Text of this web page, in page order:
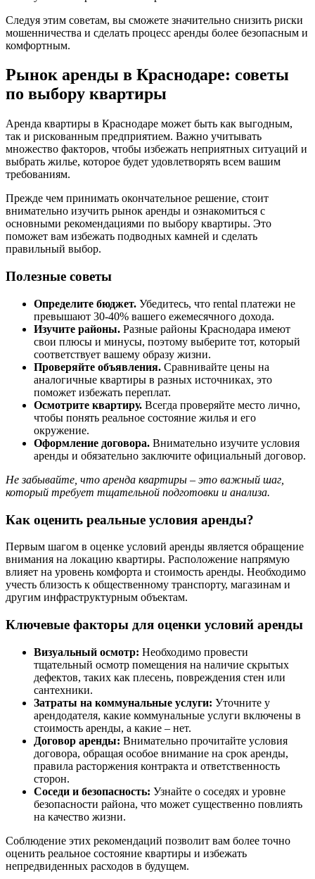
Следуя этим советам, вы сможете значительно снизить риски
мошенничества и сделать процесс аренды более безопасным и
комфортным.
Рынок аренды в Краснодаре: советы
по выбору квартиры
Аренда квартиры в Краснодаре может быть как выгодным,
так и рискованным предприятием. Важно учитывать
множество факторов, чтобы избежать неприятных ситуаций и
выбрать жилье, которое будет удовлетворять всем вашим
требованиям.
Прежде чем принимать окончательное решение, стоит
внимательно изучить рынок аренды и ознакомиться с
основными рекомендациями по выбору квартиры. Это
поможет вам избежать подводных камней и сделать
правильный выбор.
Полезные советы
Определите бюджет. Убедитесь, что rental платежи не
превышают 30-40% вашего ежемесячного дохода.
Изучите районы. Разные районы Краснодара имеют
свои плюсы и минусы, поэтому выберите тот, который
соответствует вашему образу жизни.
Проверяйте объявления. Сравнивайте цены на
аналогичные квартиры в разных источниках, это
поможет избежать переплат.
Осмотрите квартиру. Всегда проверяйте место лично,
чтобы понять реальное состояние жилья и его
окружение.
Оформление договора. Внимательно изучите условия
аренды и обязательно заключите официальный договор.
Не забывайте, что аренда квартиры – это важный шаг,
который требует тщательной подготовки и анализа.
Как оценить реальные условия аренды?
Первым шагом в оценке условий аренды является обращение
внимания на локацию квартиры. Расположение напрямую
влияет на уровень комфорта и стоимость аренды. Необходимо
учесть близость к общественному транспорту, магазинам и
другим инфраструктурным объектам.
Ключевые факторы для оценки условий аренды
Визуальный осмотр: Необходимо провести
тщательный осмотр помещения на наличие скрытых
дефектов, таких как плесень, повреждения стен или
сантехники.
Затраты на коммунальные услуги: Уточните у
арендодателя, какие коммунальные услуги включены в
стоимость аренды, а какие – нет.
Договор аренды: Внимательно прочитайте условия
договора, обращая особое внимание на срок аренды,
правила расторжения контракта и ответственность
сторон.
Соседи и безопасность: Узнайте о соседях и уровне
безопасности района, что может существенно повлиять
на качество жизни.
Соблюдение этих рекомендаций позволит вам более точно
оценить реальное состояние квартиры и избежать
непредвиденных расходов в будущем.